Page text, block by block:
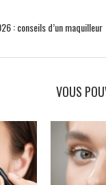
: conseils d’un maquilleur
VOUS